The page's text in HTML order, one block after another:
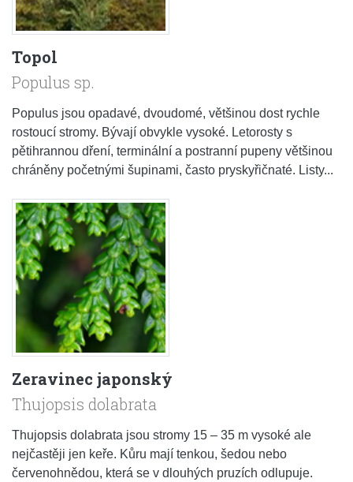
Topol
Populus sp.
Populus jsou opadavé, dvoudomé, většinou dost rychle
rostoucí stromy. Bývají obvykle vysoké. Letorosty s
pětihrannou dření, terminální a postranní pupeny většinou
chráněny početnými šupinami, často pryskyřičnaté. Listy...
Zeravinec japonský
Thujopsis dolabrata
Thujopsis dolabrata jsou stromy 15 – 35 m vysoké ale
nejčastěji jen keře. Kůru mají tenkou, šedou nebo
červenohnědou, která se v dlouhých pruzích odlupuje.